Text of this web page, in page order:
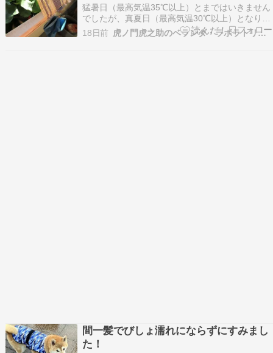
猛暑日（最高気温35℃以上）とまではいきません
でしたが、真夏日（最高気温30℃以上）となり、
急に夏の暑さになりました。しかしながら、関東
地方の梅雨は明けておらず、雲が多く、雨も降っ
18日前 虎ノ門虎之助のベランダ・ラボラトリー ft.メダカ
間一髪でびしょ濡れにならずにすみまし
た！